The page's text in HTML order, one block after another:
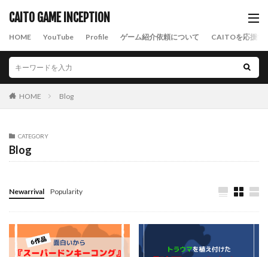
CAITO GAME INCEPTION
HOME YouTube Profile ゲーム紹介依頼について CAITOを応援す
HOME Blog
CATEGORY
Blog
Newarrival Popularity